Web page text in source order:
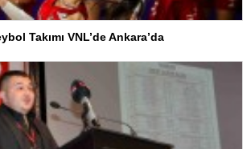
Takımı VNL’de Ankara’da